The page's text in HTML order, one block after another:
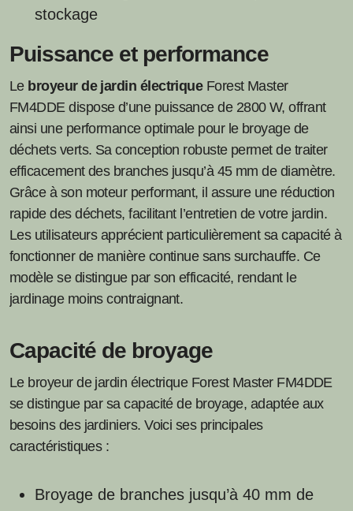
stockage
Puissance et performance
Le broyeur de jardin électriqueForest Master
FM4DDE dispose d’une puissance de 2800 W, offrant
ainsi une performance optimale pour le broyage de
déchets verts. Sa conception robuste permet de traiter
efficacement des branches jusqu’à 45 mm de diamètre.
Grâce à son moteur performant, il assure une réduction
rapide des déchets, facilitant l’entretien de votre jardin.
Les utilisateurs apprécient particulièrement sa capacité à
fonctionner de manière continue sans surchauffe. Ce
modèle se distingue par son efficacité, rendant le
jardinage moins contraignant.
Capacité de broyage
Le broyeur de jardin électrique Forest Master FM4DDE
se distingue par sa capacité de broyage, adaptée aux
besoins des jardiniers. Voici ses principales
caractéristiques :
Broyage de branches jusqu’à 40 mm de